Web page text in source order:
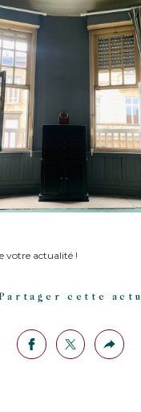
votre actualité !
Partager cette actu